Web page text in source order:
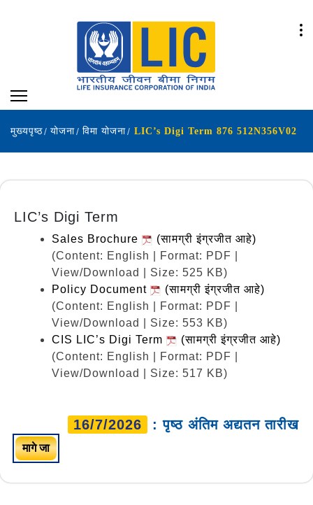
मुख्यपृष्ठ योजना विमा योजना LIC’s Digi Term 876 512N356V02
LIC’s Digi Term
Sales Brochure
(सामग्री इंग्रजीत आहे)
(Content: English | Format: PDF |
View/Download | Size: 525 KB)
Policy Document
(सामग्री इंग्रजीत आहे)
(Content: English | Format: PDF |
View/Download | Size: 553 KB)
CIS LIC’s Digi Term
(सामग्री इंग्रजीत आहे)
(Content: English | Format: PDF |
View/Download | Size: 517 KB)
16/7/2026 : पृष्ठ अंतिम अद्यतन तारीख
मागे जा